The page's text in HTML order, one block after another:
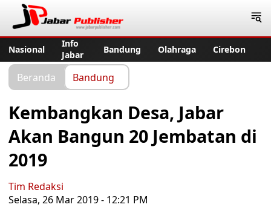
Nasional
Info
Jabar
Bandung Olahraga Cirebon
Beranda Bandung
Kembangkan Desa, Jabar
Akan Bangun 20 Jembatan di
2019
Tim Redaksi
Selasa, 26 Mar 2019 - 12:21 PM